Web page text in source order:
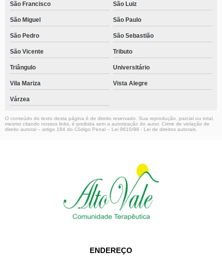
São Francisco São Luiz
São Miguel São Paulo
São Pedro São Sebastião
São Vicente Tributo
Triângulo Universitário
Vila Mariza Vista Alegre
Várzea
O conteúdo do texto desta página é de direito reservado. Sua reprodução, parcial ou total,
mesmo citando nossos links, é proibida sem a autorização do autor. Crime de violação de
direito autoral – artigo 184 do Código Penal – Lei 9610/98 - Lei de direitos autorais
ENDEREÇO